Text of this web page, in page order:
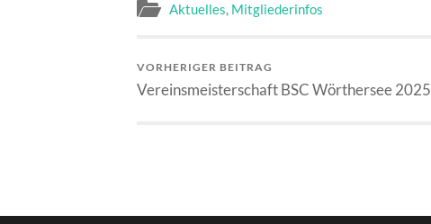
Aktuelles, Mitgliederinfos
VORHERIGER BEITRAG
Vereinsmeisterschaft BSC Wörthersee 2025